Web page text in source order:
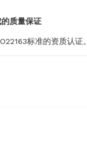
质量保证
标准的资质认证。